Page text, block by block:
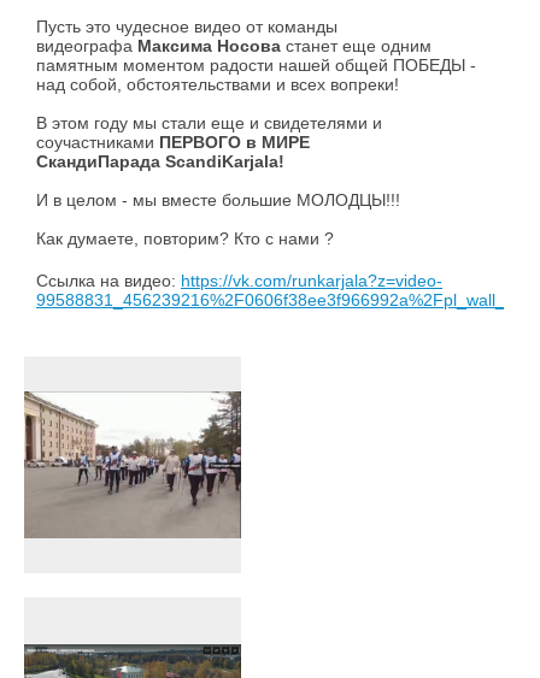
Пусть это чудесное видео от команды
видеографа Максима Носова станет еще одним
памятным моментом радости нашей общей ПОБЕДЫ -
над собой, обстоятельствами и всех вопреки!
В этом году мы стали еще и свидетелями и
соучастниками ПЕРВОГО в МИРЕ
СкандиПарада ScandiKarjala!
И в целом - мы вместе большие МОЛОДЦЫ!!!
Как думаете, повторим? Кто с нами ?
Ссылка на видео: https://vk.com/runkarjala?z=video-
99588831_456239216%2F0606f38ee3f966992a%2Fpl_wall_-